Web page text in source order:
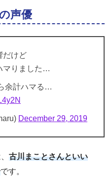
声優
だけど
マりました…
余計ハマる…
December 29, 2019
古川まことさんといい
です。